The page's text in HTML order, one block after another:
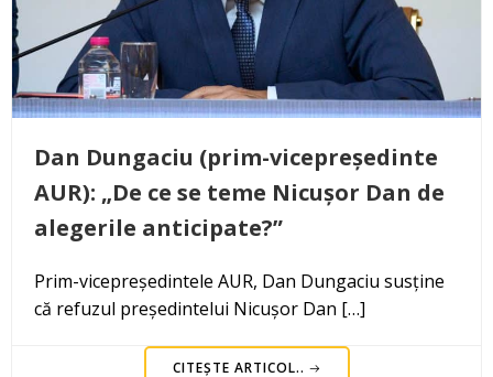
Dan Dungaciu (prim-vicepreședinte
AUR): „De ce se teme Nicușor Dan de
alegerile anticipate?”
Prim-vicepreședintele AUR, Dan Dungaciu susține
că refuzul președintelui Nicușor Dan […]
CITEȘTE ARTICOL..